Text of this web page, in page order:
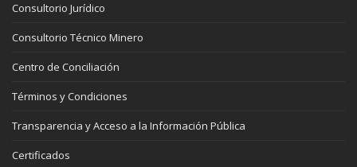
Consultorio Jurídico
Consultorio Técnico Minero
Centro de Conciliación
Términos y Condiciones
Transparencia y Acceso a la Información Pública
Certificados